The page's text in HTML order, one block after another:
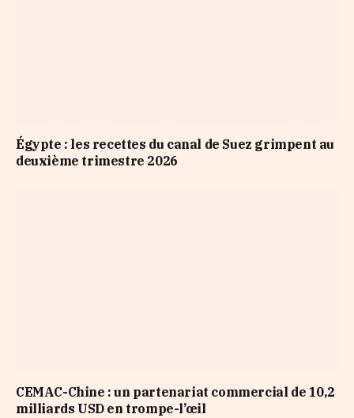
Égypte : les recettes du canal de Suez grimpent au
deuxième trimestre 2026
CEMAC-Chine : un partenariat commercial de 10,2
milliards USD en trompe-l’œil